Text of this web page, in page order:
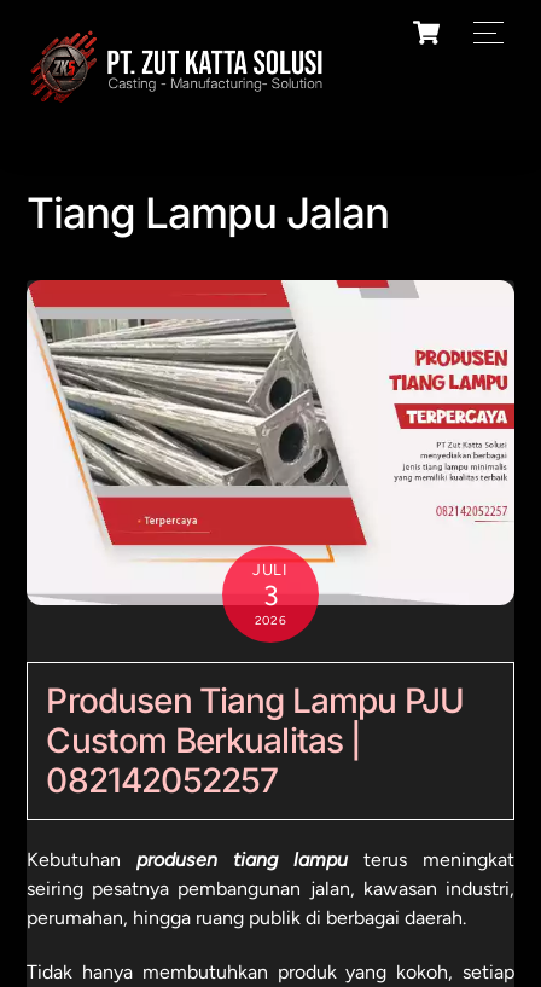
content
Cart
Tiang Lampu Jalan
JULI
3
2026
Produsen Tiang Lampu PJU
Custom Berkualitas |
082142052257
Kebutuhanprodusen tiang lamputerus meningkat
seiring pesatnya pembangunan jalan, kawasan industri,
perumahan, hingga ruang publik di berbagai daerah.
Tidak hanya membutuhkan produk yang kokoh, setiap